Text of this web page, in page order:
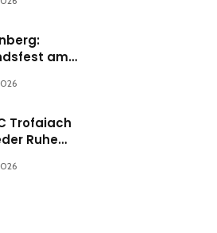
am
Trofaiach
Ruhe